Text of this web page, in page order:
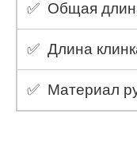
✅ Общая
✅ Длина
✅ Материал